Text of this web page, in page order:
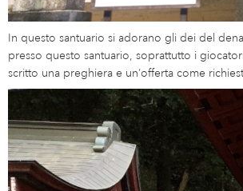
In questo santuario si adorano gli dei del
presso questo santuario, soprattutto i
scritto una preghiera e un’offerta come